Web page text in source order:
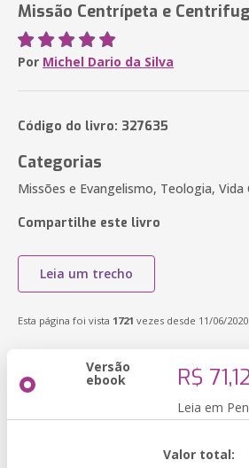
Missão Centrípeta e
Por Michel Dario da Silva
Código do livro: 327635
Categorias
Missões e Evangelismo, Teologia, Vida
Compartilhe este livro
Leia um trecho
Esta página foi vista 1721 vezes desde 11/06/2020
Versão
ebook R$
Leia em
Valor total: